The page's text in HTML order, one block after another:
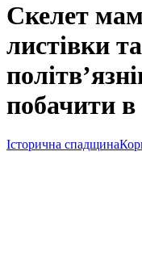
Скелет
листівки
побачити
Історична спадщина